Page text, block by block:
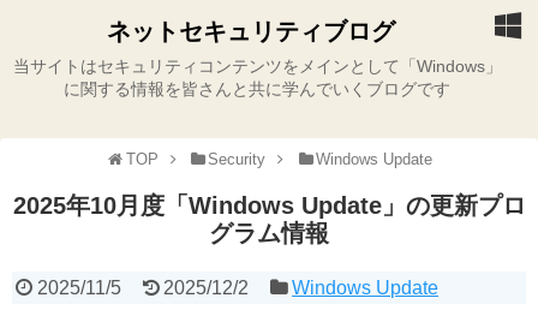
ネットセキュリティブログ
当サイトはセキュリティコンテンツをメインとして「Windows」
に関する情報を皆さんと共に学んでいくブログです
TOP Security Windows Update
2025年10月度「Windows Update」の更新プロ
グラム情報
2025/11/5 2025/12/2 Windows Update